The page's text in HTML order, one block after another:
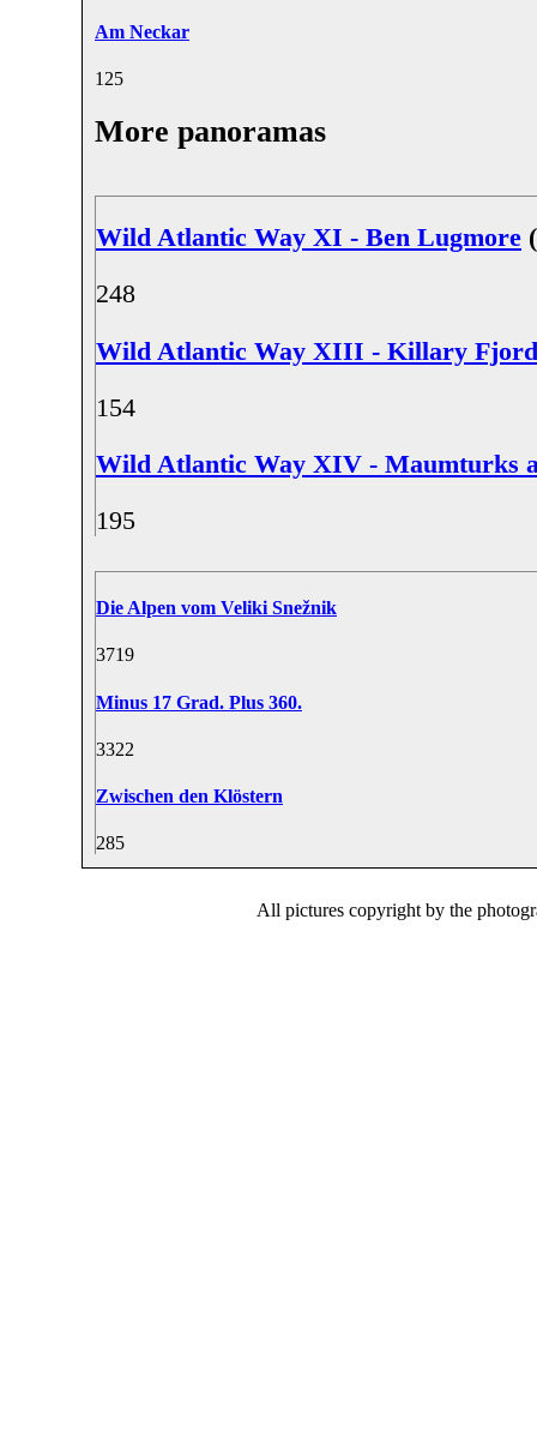
Am Neckar
125
More panoramas
Wild Atlantic Way XI - Ben Lugmore
248
Wild Atlantic Way XIII - Killary Fjord
154
Wild Atlantic Way XIV - Maumturks
195
Die Alpen vom Veliki Snežnik
3719
Minus 17 Grad. Plus 360.
3322
Zwischen den Klöstern
285
All pictures copyright by the